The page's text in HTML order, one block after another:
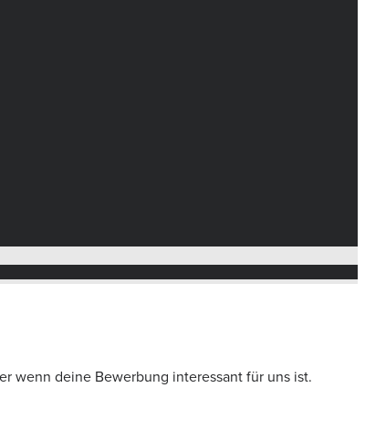
wenn deine Bewerbung interessant für uns ist.